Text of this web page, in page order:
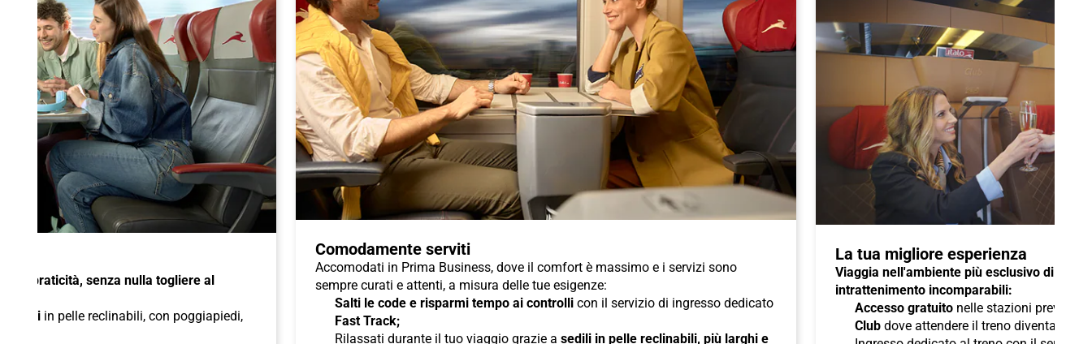
e praticità, senza nulla togliere al
sedili in pelle reclinabili, con poggiapiedi,
Comodamente serviti
Accomodati in Prima Business, dove il comfort è massimo e i servizi sono
sempre curati e attenti, a misura delle tue esigenze:
Salti le code e risparmi tempo ai controlli con il servizio di ingresso dedicato
Fast Track;
Rilassati durante il tuo viaggio grazie a sedili in pelle reclinabili, più larghi e
La tua migliore esperienza
Viaggia nell'ambiente più esclusivo di Italo
intrattenimento incomparabili:
Accesso gratuito nelle stazioni previste
Club dove attendere il treno diventa un